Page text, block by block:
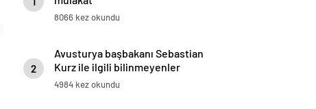
8066 kez okundu
2
Avusturya başbakanı Sebastian
Kurz ile ilgili bilinmeyenler
4984 kez okundu